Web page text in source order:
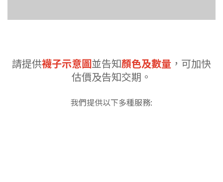
請提供襪子示意圖並告知顏色及數量 ，可加快
估價及告知交期。
我們提供以下多種服務: